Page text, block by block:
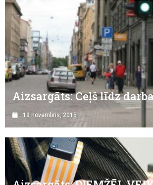
Aizsargāts: Ceļš līdz
19 novembris, 2015